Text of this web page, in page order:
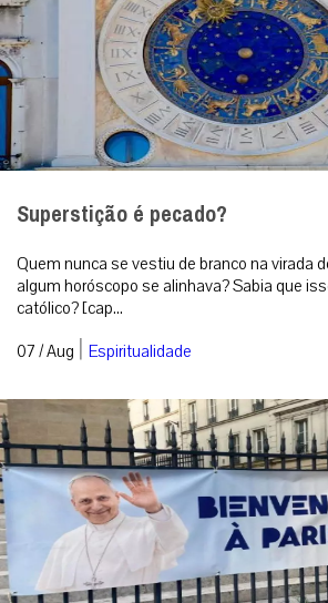
Superstição é pecado?
Quem nunca se vestiu de branco na virada
algum horóscopo se alinhava? Sabia que
católico? [cap...
07 / Aug | Espiritualidade